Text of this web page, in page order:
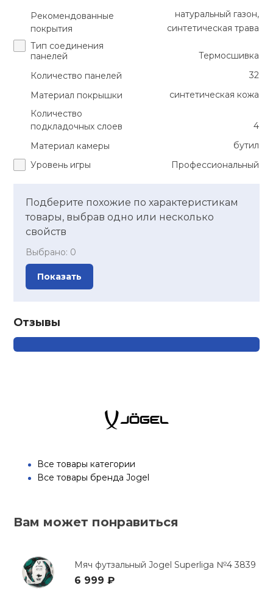
Рекомендованные
покрытия
натуральный газон,
синтетическая трава
Тип соединения
панелей
Термосшивка
Количество панелей
32
Материал покрышки
синтетическая кожа
Количество
подкладочных слоев
4
Материал камеры
бутил
Уровень игры
Профессиональный
Подберите похожие по характеристикам
товары, выбрав одно или несколько
свойств
Выбрано: 0
Показать
Отзывы
Все товары категории
Все товары бренда Jogel
Вам может понравиться
Мяч футзальный Jogel Superliga №4 3839
6 999 ₽